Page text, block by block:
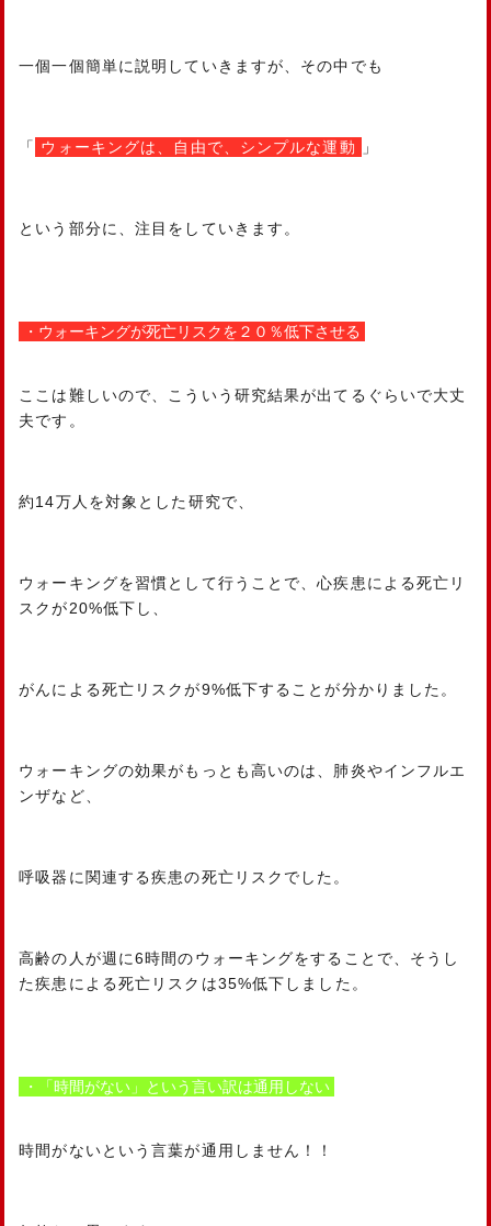
一個一個簡単に説明していきますが、その中でも
「 ウォーキングは、自由で、シンプルな運動 」
という部分に、注目をしていきます。
・ウォーキングが死亡リスクを２０％低下させる
ここは難しいので、こういう研究結果が出てるぐらいで大丈
夫です。
約14万人を対象とした研究で、
ウォーキングを習慣として行うことで、心疾患による死亡リ
スクが20%低下し、
がんによる死亡リスクが9%低下することが分かりました。
ウォーキングの効果がもっとも高いのは、肺炎やインフルエ
ンザなど、
呼吸器に関連する疾患の死亡リスクでした。
高齢の人が週に6時間のウォーキングをすることで、そうし
た疾患による死亡リスクは35%低下しました。
・「時間がない」という言い訳は通用しない
時間がないという言葉が通用しません！！